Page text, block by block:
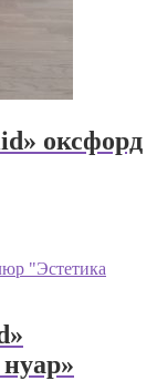
оксфорд